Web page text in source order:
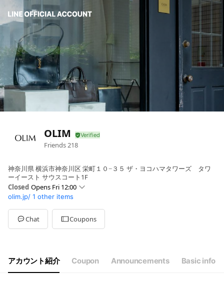
OLIM
Friends218
神奈川県 横浜市神奈川区 栄町１０−３５ ザ・ヨコハマタワーズ タワ
ーイースト サウスコート1F
Closed Opens Fri 12:00
Sun12:00 - 17:00
Mon12:00 - 17:00
Tue12:00 - 17:00
Wed12:00 - 17:00
12:00 - 17:00
事前予約制
olim.jp/ 1 other items
Chat Coupons
アカウント紹介 Coupon Announcements Basic info